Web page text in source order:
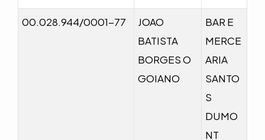
00.028.944/0001-77
JOAO
BATISTA
BORGES O
GOIANO
BAR E
MERCE
ARIA
SANTO
S
DUMO
NT